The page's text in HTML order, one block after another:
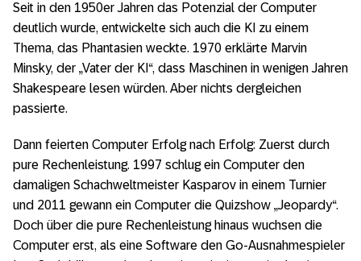
Seit in den 1950er Jahren das Potenzial der Computer
deutlich wurde, entwickelte sich auch die KI zu einem
Thema, das Phantasien weckte. 1970 erklärte Marvin
Minsky, der „Vater der KI“, dass Maschinen in wenigen Jahren
Shakespeare lesen würden. Aber nichts dergleichen
passierte.
Dann feierten Computer Erfolg nach Erfolg: Zuerst durch
pure Rechenleistung. 1997 schlug ein Computer den
damaligen Schachweltmeister Kasparov in einem Turnier
und 2011 gewann ein Computer die Quizshow „Jeopardy“.
Doch über die pure Rechenleistung hinaus wuchsen die
Computer erst, als eine Software den Go-Ausnahmespieler